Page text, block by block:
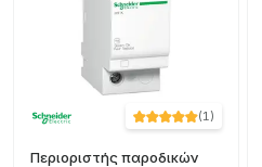
(1)
Περιοριστής παροδικών